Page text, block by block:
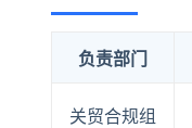
负责部门
关贸合规组